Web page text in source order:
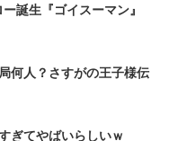
誕生『ゴイスーマン』
何人？さすがの王子様伝
ぎてやばいらしいｗ